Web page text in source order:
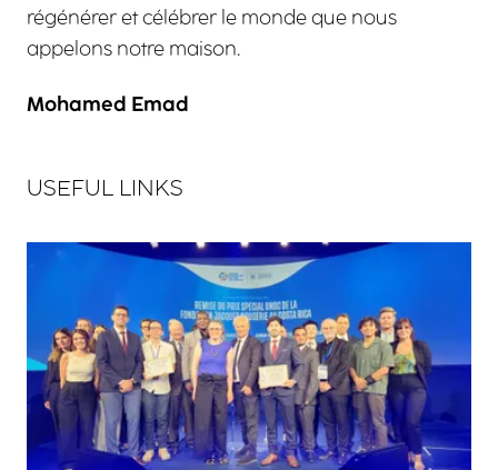
régénérer et célébrer le monde que nous
appelons notre maison.
Mohamed Emad
USEFUL LINKS